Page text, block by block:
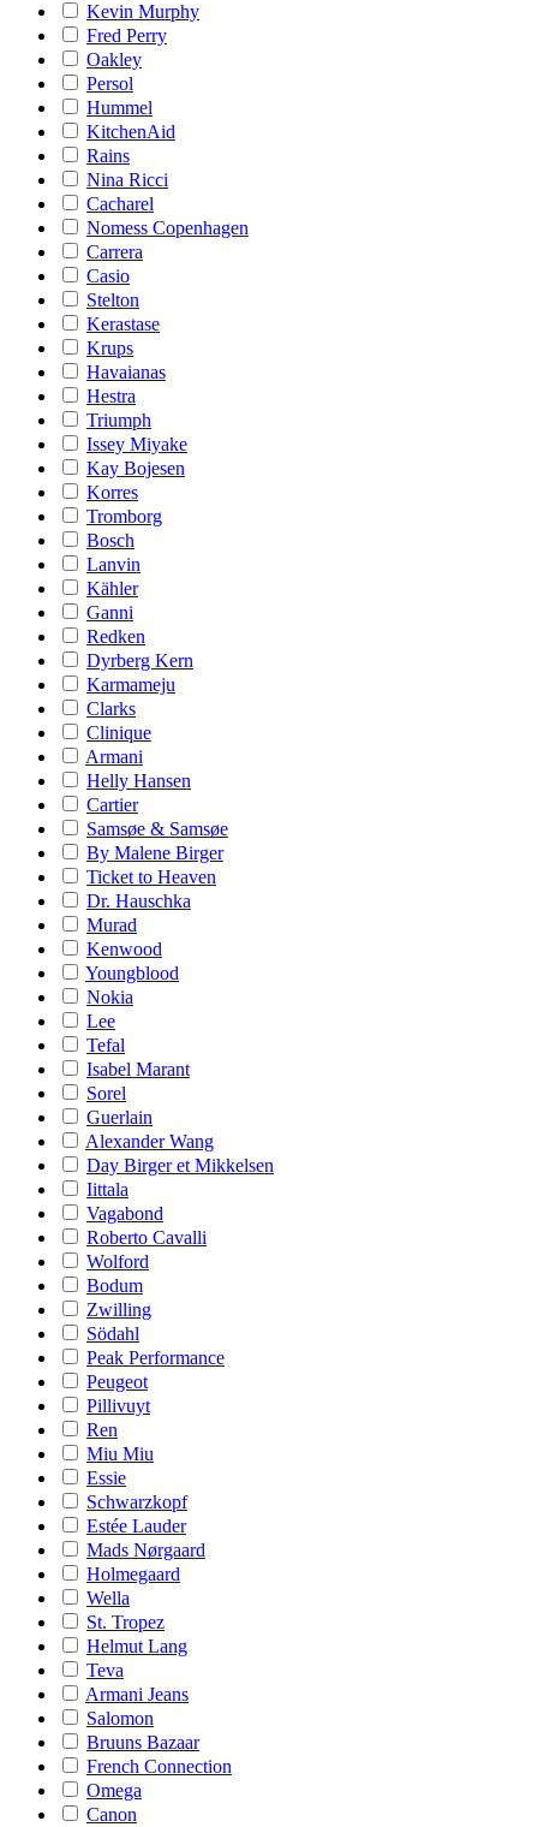
Kevin Murphy
Fred Perry
Oakley
Persol
Hummel
KitchenAid
Rains
Nina Ricci
Cacharel
Nomess Copenhagen
Carrera
Casio
Stelton
Kerastase
Krups
Havaianas
Hestra
Triumph
Issey Miyake
Kay Bojesen
Korres
Tromborg
Bosch
Lanvin
Kähler
Ganni
Redken
Dyrberg Kern
Karmameju
Clarks
Clinique
Armani
Helly Hansen
Cartier
Samsøe & Samsøe
By Malene Birger
Ticket to Heaven
Dr. Hauschka
Murad
Kenwood
Youngblood
Nokia
Lee
Tefal
Isabel Marant
Sorel
Guerlain
Alexander Wang
Day Birger et Mikkelsen
Iittala
Vagabond
Roberto Cavalli
Wolford
Bodum
Zwilling
Södahl
Peak Performance
Peugeot
Pillivuyt
Ren
Miu Miu
Essie
Schwarzkopf
Estée Lauder
Mads Nørgaard
Holmegaard
Wella
St. Tropez
Helmut Lang
Teva
Armani Jeans
Salomon
Bruuns Bazaar
French Connection
Omega
Canon